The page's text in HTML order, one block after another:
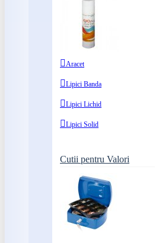
Aracet
Lipici Banda
Lipici Lichid
Lipici Solid
Cutii pentru Valori